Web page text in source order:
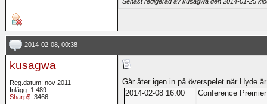
2014-02-08, 00:38
kusagwa
Reg.datum: nov 2011
Inlägg: 1 489
Sharp$: 3466
Går åter igen in på överspelet när Hyde
2014-02-08 16:00
Conference Premier